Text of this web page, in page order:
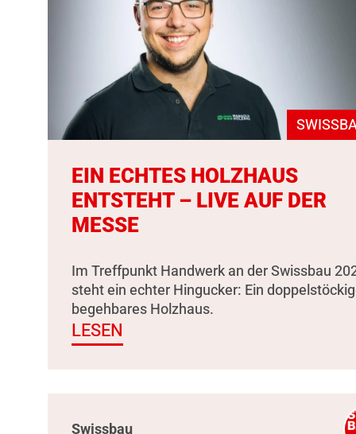
EIN ECHTES HOLZHAUS
ENTSTEHT – LIVE AUF DER
MESSE
Im Treffpunkt Handwerk an der Swissbau
steht ein echter Hingucker: Ein
begehbares Holzhaus.
LESEN
Swissbau